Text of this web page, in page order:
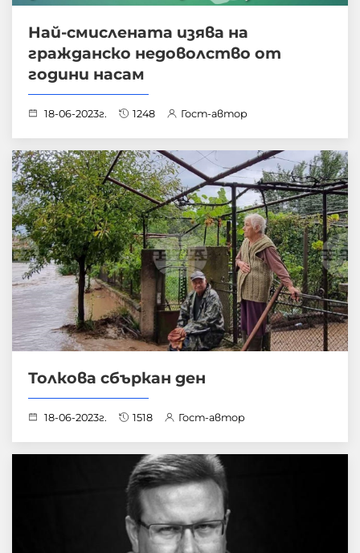
Най-смислената изява на
гражданско недоволство от
години насам
18-06-2023г. 1248 Гост-автор
Толкова сбъркан ден
18-06-2023г. 1518 Гост-автор